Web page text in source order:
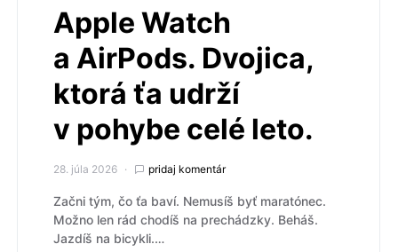
Apple Watch
a AirPods. Dvojica,
ktorá ťa udrží
v pohybe celé leto.
28. júla 2026 pridaj komentár
Začni tým, čo ťa baví. Nemusíš byť maratónec.
Možno len rád chodíš na prechádzky. Beháš.
Jazdíš na bicykli.…